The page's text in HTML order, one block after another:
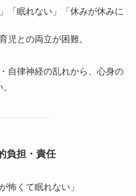
「眠れない」「休みが休みに
児との両立が困難。
自律神経の乱れから、心身の
負担・責任
怖くて眠れない」